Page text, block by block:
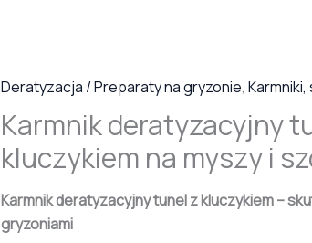
Deratyzacja / Preparaty na gryzonie,
Karmnik deratyzacyjny
kluczykiem na myszy i
Karmnik deratyzacyjny tunel z kluczykiem –
gryzoniami